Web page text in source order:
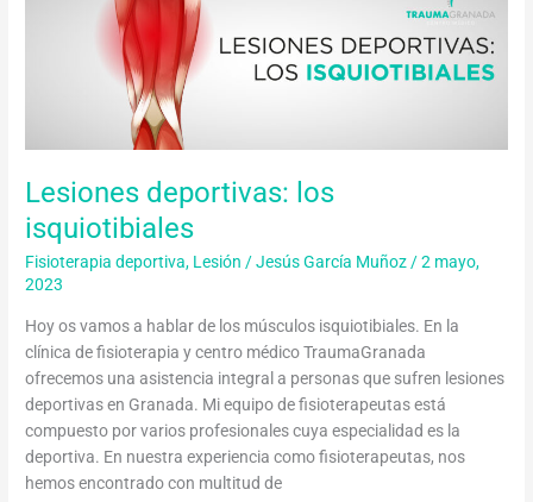
Lesiones deportivas: los
isquiotibiales
Fisioterapia deportiva, Lesión /Jesús García Muñoz/2 mayo,
2023
Hoy os vamos a hablar de los músculos isquiotibiales. En la
clínica de fisioterapia y centro médico TraumaGranada
ofrecemos una asistencia integral a personas que sufren lesiones
deportivas en Granada. Mi equipo de fisioterapeutas está
compuesto por varios profesionales cuya especialidad es la
deportiva. En nuestra experiencia como fisioterapeutas, nos
hemos encontrado con multitud de
isquiotibiales